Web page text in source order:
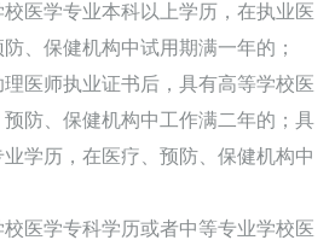
学专业本科以上学历，在执业医
、保健机构中试用期满一年的；
师执业证书后，具有高等学校医
防、保健机构中工作满二年的；具
学历，在医疗、预防、保健机构中
学专科学历或者中等专业学校医